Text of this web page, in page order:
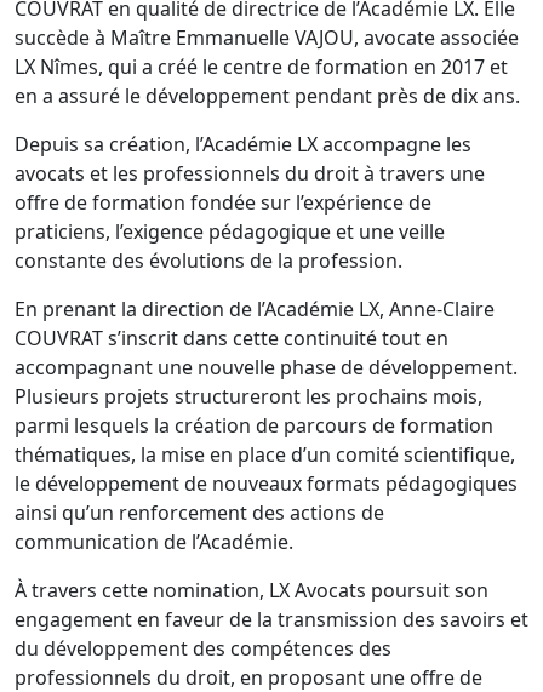
COUVRAT en qualité de directrice de l’Académie LX. Elle
succède à Maître Emmanuelle VAJOU, avocate associée
LX Nîmes, qui a créé le centre de formation en 2017 et
en a assuré le développement pendant près de dix ans.
Depuis sa création, l’Académie LX accompagne les
avocats et les professionnels du droit à travers une
offre de formation fondée sur l’expérience de
praticiens, l’exigence pédagogique et une veille
constante des évolutions de la profession.
En prenant la direction de l’Académie LX, Anne-Claire
COUVRAT s’inscrit dans cette continuité tout en
accompagnant une nouvelle phase de développement.
Plusieurs projets structureront les prochains mois,
parmi lesquels la création de parcours de formation
thématiques, la mise en place d’un comité scientifique,
le développement de nouveaux formats pédagogiques
ainsi qu’un renforcement des actions de
communication de l’Académie.
À travers cette nomination, LX Avocats poursuit son
engagement en faveur de la transmission des savoirs et
du développement des compétences des
professionnels du droit, en proposant une offre de